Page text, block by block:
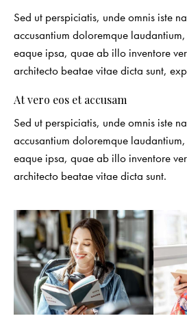
Sed ut perspiciatis, unde omnis iste
accusantium doloremque
eaque ipsa, quae ab illo inventore
architecto beatae vitae dicta sunt,
At vero eos et accusam
Sed ut perspiciatis, unde omnis iste
accusantium doloremque
eaque ipsa, quae ab illo inventore
architecto beatae vitae dicta sunt.